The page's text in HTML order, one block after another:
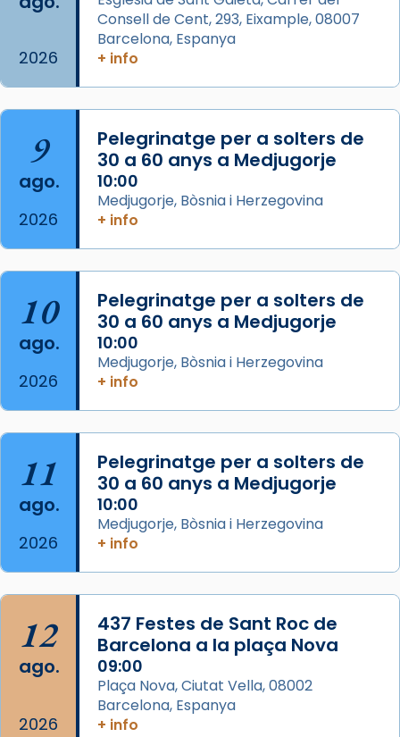
Aquest dilluns, 27 de juliol, ha tingut lloc la
missa d’acció de gràcies en agraïment al
comitè organitzador de la visita apostòlica
L’arquebisbe de Barcelona, el cardenal Joan
Josep Omella, ha presidit la missa i l’ha
concelebrat el bisbe auxiliar de Barcelona,
Mons. David Abadías.
📸 Dr. G. Simón
Foto
Arquebisbat de Barcelona
2 weeks ago
Memòria de les santes Juliana i
Acompanyant la història de sant Cugat, a
partir de l’Edat Mitjana sorgeix la tradició
que les santes Juliana (“relatiu a Júlia”) i
Semproniana (“relatiu a Semprònia =
eterna”) són deixebles seves. I l’any 1667, el
frare Joan Gaspar Roig, afirma en una obra
que les santes són filles de l’antiga Iluro.
Mataró en reivindicarà les relíq
Foto
View on Facebook · Share
2026
Consell de Cent, 293, Eixample, 08007
Barcelona, Espanya
+ info
9
ago.
2026
Pelegrinatge per a solters de
30 a 60 anys a Medjugorje
10:00
Medjugorje, Bòsnia i Herzegovina
+ info
10
ago.
2026
Pelegrinatge per a solters de
30 a 60 anys a Medjugorje
10:00
Medjugorje, Bòsnia i Herzegovina
+ info
11
ago.
2026
Pelegrinatge per a solters de
30 a 60 anys a Medjugorje
10:00
Medjugorje, Bòsnia i Herzegovina
+ info
12
ago.
2026
437 Festes de Sant Roc de
Barcelona a la plaça Nova
09:00
Plaça Nova, Ciutat Vella, 08002
Barcelona, Espanya
+ info